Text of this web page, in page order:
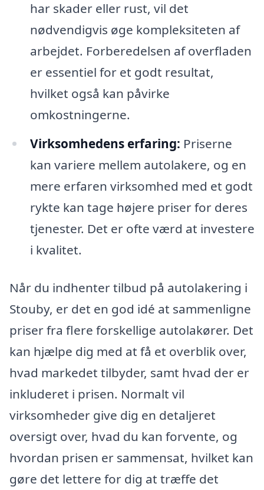
har skader eller rust, vil det
nødvendigvis øge kompleksiteten af
arbejdet. Forberedelsen af overfladen
er essentiel for et godt resultat,
hvilket også kan påvirke
omkostningerne.
Virksomhedens erfaring: Priserne
kan variere mellem autolakere, og en
mere erfaren virksomhed med et godt
rykte kan tage højere priser for deres
tjenester. Det er ofte værd at investere
i kvalitet.
Når du indhenter tilbud på autolakering i
Stouby, er det en god idé at sammenligne
priser fra flere forskellige autolakører. Det
kan hjælpe dig med at få et overblik over,
hvad markedet tilbyder, samt hvad der er
inkluderet i prisen. Normalt vil
virksomheder give dig en detaljeret
oversigt over, hvad du kan forvente, og
hvordan prisen er sammensat, hvilket kan
gøre det lettere for dig at træffe det